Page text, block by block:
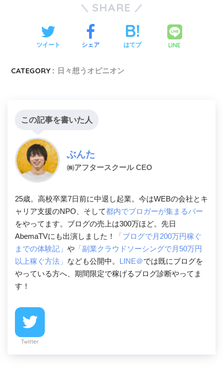
SHARE
ツイート シェア はてブ LINE
CATEGORY : 日々想うオピニオン
この記事を書いた人
ぶんた
㈱アフタースクール CEO
25歳。高校卒業7日前に中退し起業。今はWEBの会社とキ
ャリア支援のNPO、そして都内でブロガーが集まるバー
をやってます。ブログの売上は300万ほど。先日
AbemaTVにも出演しました！
「ブログで月200万円稼ぐ
までの体験記」 や 「副業クラウドソーシングで月50万円
以上稼ぐ方法」 なども公開中。 LINE＠では既にブログを
やっている方へ、期間限定で稼げるブログ診断やってま
す！
Twitter